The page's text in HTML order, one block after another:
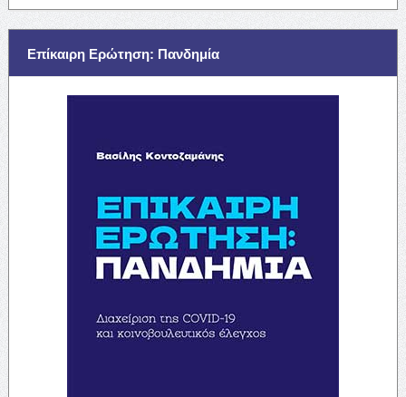
Επίκαιρη Ερώτηση: Πανδημία